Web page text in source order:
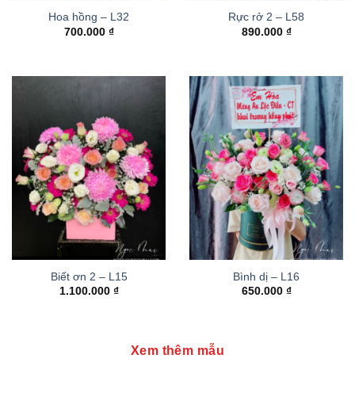
Hoa hồng – L32
700.000 ₫
Rực rở 2 – L58
890.000 ₫
Biết ơn 2 – L15
1.100.000 ₫
Bình dị – L16
650.000 ₫
Xem thêm mẫu